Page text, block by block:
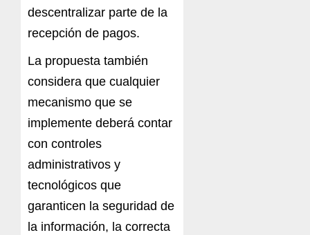
descentralizar parte de la
recepción de pagos.
La propuesta también
considera que cualquier
mecanismo que se
implemente deberá contar
con controles
administrativos y
tecnológicos que
garanticen la seguridad de
la información, la correcta